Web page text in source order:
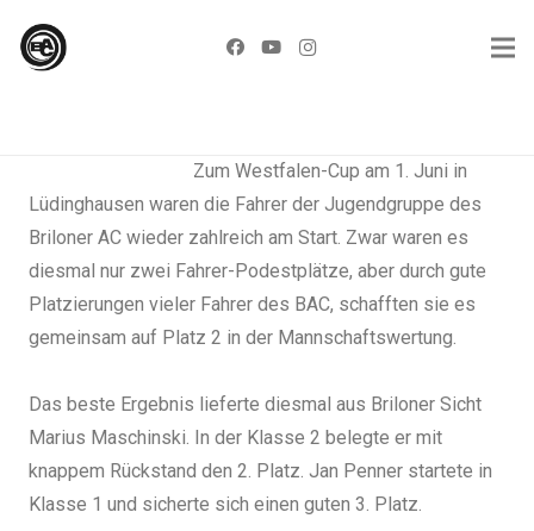
Zum Westfalen-Cup am 1. Juni in
Lüdinghausen waren die Fahrer der Jugendgruppe des
Briloner AC wieder zahlreich am Start. Zwar waren es
diesmal nur zwei Fahrer-Podestplätze, aber durch gute
Platzierungen vieler Fahrer des BAC, schafften sie es
gemeinsam auf Platz 2 in der Mannschaftswertung.
Das beste Ergebnis lieferte diesmal aus Briloner Sicht
Marius Maschinski. In der Klasse 2 belegte er mit
knappem Rückstand den 2. Platz. Jan Penner startete in
Klasse 1 und sicherte sich einen guten 3. Platz.